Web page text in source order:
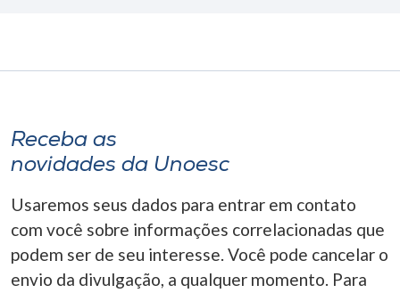
Receba as
novidades da Unoesc
Usaremos seus dados para entrar em contato
com você sobre informações correlacionadas que
podem ser de seu interesse. Você pode cancelar o
envio da divulgação, a qualquer momento. Para